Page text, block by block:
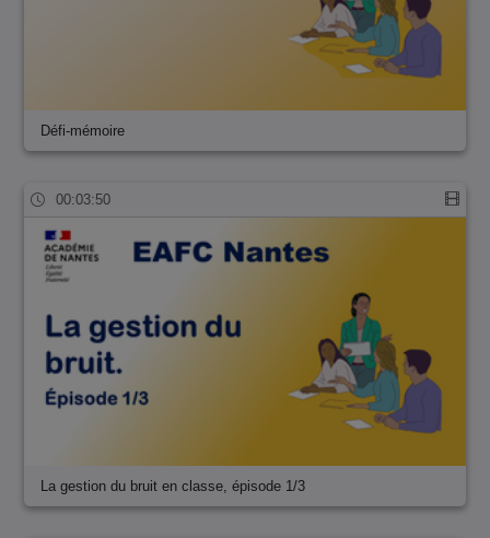
Défi-mémoire
00:03:50
La gestion du bruit en classe, épisode 1/3